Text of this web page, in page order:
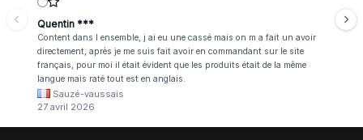
Quentin ***
Content dans l ensemble, j ai eu une cassé mais on m a fait un avoir
directement, après je me suis fait avoir en commandant sur le site
français, pour moi il était évident que les produits était de la même
langue mais raté tout est en anglais.
Sauzé-vaussais
27 avril 2026